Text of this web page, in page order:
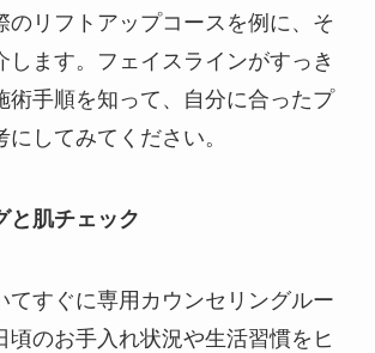
のリフトアップコースを例に、そ
します。フェイスラインがすっき
術手順を知って、自分に合ったプ
してみてください。
と肌チェック
てすぐに専用カウンセリングルー
頃のお手入れ状況や生活習慣をヒ